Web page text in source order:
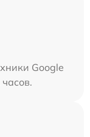
Google